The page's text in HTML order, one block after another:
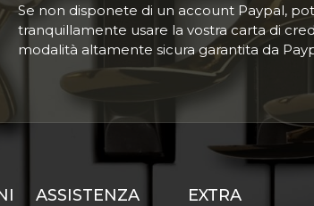
Se non disponete di un account Paypal,
tranquillamente usare la vostra carta di
modalità altamente sicura garantita da
ASSISTENZA EXTRA